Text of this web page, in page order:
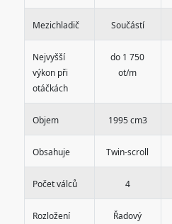
Mezichladič Součástí
Nejvyšší
výkon při
otáčkách
do 1 750
ot/m
Objem 1995 cm3
Obsahuje Twin-scroll
Počet válců 4
Rozložení
Řadový